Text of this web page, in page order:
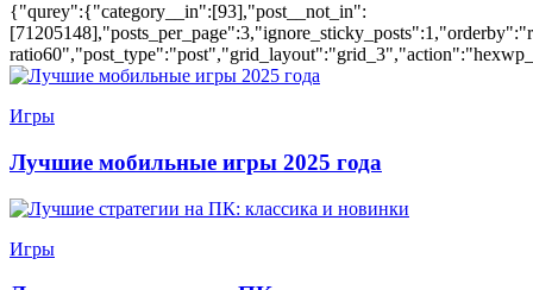
{"qurey":{"category__in":[93],"post__not_in":
Игры
Лучшие мобильные игры 2025 года
Игры